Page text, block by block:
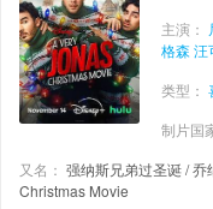
主演：
格森汪
类型：
制片国
又名： 强纳斯兄弟过圣诞 /
Christmas Movie